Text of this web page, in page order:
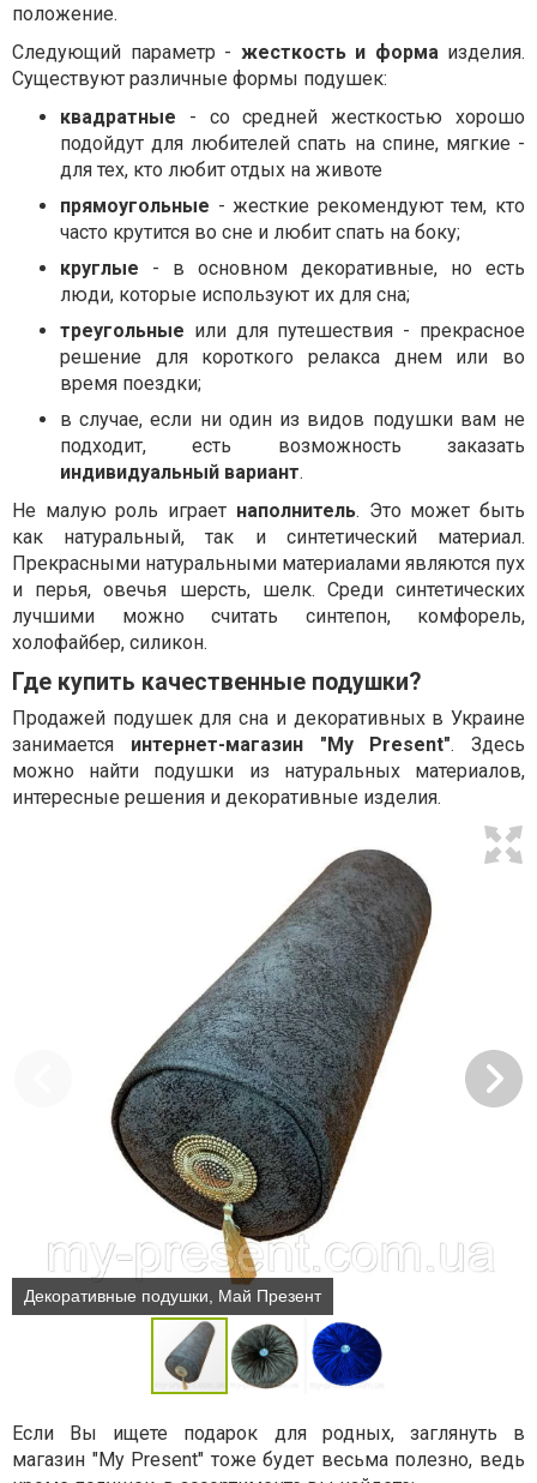
положение.
Следующий параметр - жесткость и форма изделия.
Существуют различные формы подушек:
квадратные - со средней жесткостью хорошо
подойдут для любителей спать на спине, мягкие -
для тех, кто любит отдых на животе
прямоугольные - жесткие рекомендуют тем, кто
часто крутится во сне и любит спать на боку;
круглые - в основном декоративные, но есть
люди, которые используют их для сна;
треугольные или для путешествия - прекрасное
решение для короткого релакса днем ​​или во
время поездки;
в случае, если ни один из видов подушки вам не
подходит, есть возможность заказать
индивидуальный вариант.
Не малую роль играет наполнитель. Это может быть
как натуральный, так и синтетический материал.
Прекрасными натуральными материалами являются пух
и перья, овечья шерсть, шелк. Среди синтетических
лучшими можно считать синтепон, комфорель,
холофайбер, силикон.
Где купить качественные подушки?
Продажей подушек для сна и декоративных в Украине
занимается интернет-магазин "My Present". Здесь
можно найти подушки из натуральных материалов,
интересные решения и декоративные изделия.
Декоративные подушки, Май Презент
Если Вы ищете подарок для родных, заглянуть в
магазин "My Present" тоже будет весьма полезно, ведь